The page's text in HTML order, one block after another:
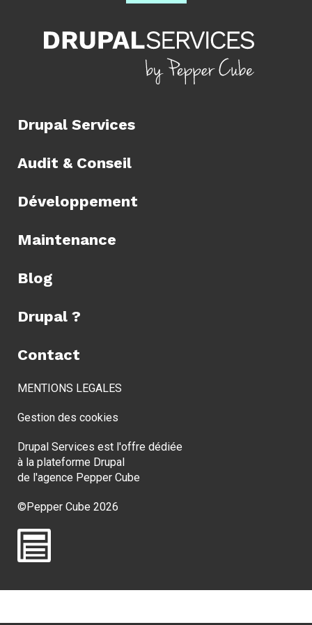
Drupal Services
Audit & Conseil
Développement
Maintenance
Blog
Drupal ?
Contact
MENTIONS LEGALES
Gestion des cookies
Drupal Services est l'offre dédiée
à la plateforme Drupal
de l'agence Pepper Cube
©Pepper Cube 2026